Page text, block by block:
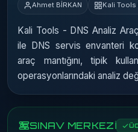
Ahmet BİRKAN Kali Tools
Kali Tools - DNS Analiz
ile DNS servis envanteri
araç mantığını, tipik
operasyonlarındaki analiz
SINAV MERKEZİ